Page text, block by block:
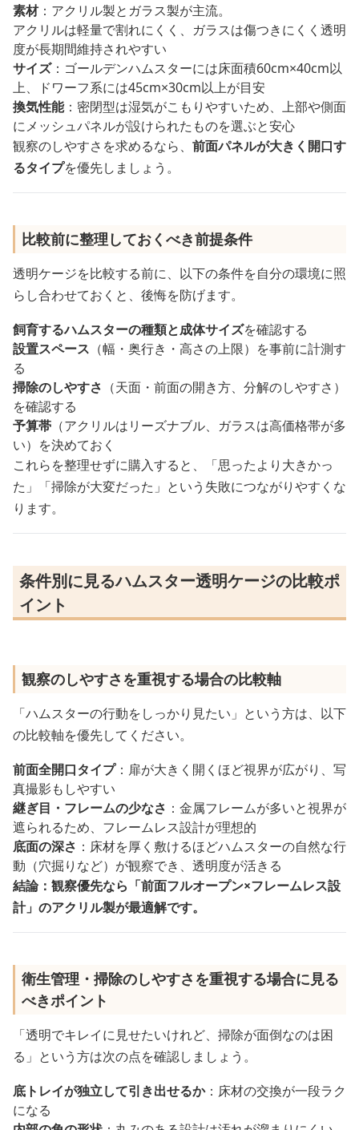
素材：アクリル製とガラス製が主流。
アクリルは軽量で割れにくく、ガラスは傷つきにくく透明
度が長期間維持されやすい
サイズ：ゴールデンハムスターには床面積60cm×40cm以
上、ドワーフ系には45cm×30cm以上が目安
換気性能：密閉型は湿気がこもりやすいため、上部や側面
にメッシュパネルが設けられたものを選ぶと安心
観察のしやすさを求めるなら、 前面パネルが大きく開口す
るタイプを優先しましょう。
比較前に整理しておくべき前提条件
透明ケージを比較する前に、以下の条件を自分の環境に照
らし合わせておくと、後悔を防げます。
飼育するハムスターの種類と成体サイズを確認する
設置スペース （幅・奥行き・高さの上限）を事前に計測す
る
掃除のしやすさ （天面・前面の開き方、分解のしやすさ）
を確認する
予算帯 （アクリルはリーズナブル、ガラスは高価格帯が多
い）を決めておく
これらを整理せずに購入すると、「思ったより大きかっ
た」「掃除が大変だった」という失敗につながりやすくな
ります。
条件別に見るハムスター透明ケージの比較ポ
イント
観察のしやすさを重視する場合の比較軸
「ハムスターの行動をしっかり見たい」という方は、以下
の比較軸を優先してください。
前面全開口タイプ：扉が大きく開くほど視界が広がり、写
真撮影もしやすい
継ぎ目・フレームの少なさ ：金属フレームが多いと視界が
遮られるため、フレームレス設計が理想的
底面の深さ ：床材を厚く敷けるほどハムスターの自然な行
動（穴掘りなど）が観察でき、透明度が活きる
結論：観察優先なら「前面フルオープン×フレームレス設
計」のアクリル製が最適解です。
衛生管理・掃除のしやすさを重視する場合に見る
べきポイント
「透明でキレイに見せたいけれど、掃除が面倒なのは困
る」という方は次の点を確認しましょう。
底トレイが独立して引き出せるか：床材の交換が一段ラク
になる